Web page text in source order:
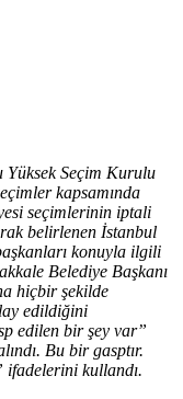
Yüksek Seçim Kurulu
kapsamında
seçimlerinin iptali
belirlenen İstanbul
konuyla ilgili
Belediye Başkanı
hiçbir şekilde
edildiğini
edilen bir şey var”
Bu bir gasptır.
ifadelerini kullandı.